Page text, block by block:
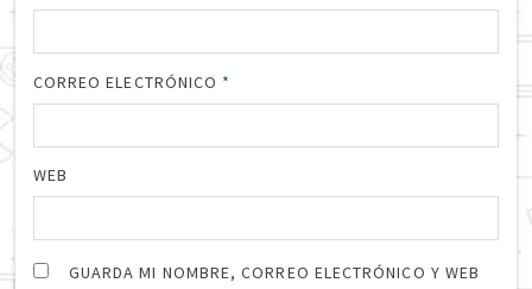
CORREO ELECTRÓNICO *
WEB
GUARDA MI NOMBRE, CORREO ELECTRÓNICO Y WEB